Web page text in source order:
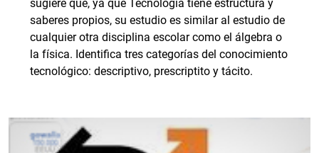
sugiere que, ya que Tecnología tiene estructura y
saberes propios, su estudio es similar al estudio de
cualquier otra disciplina escolar como el álgebra o
la física. Identifica tres categorías del conocimiento
tecnológico: descriptivo, prescriptito y tácito.